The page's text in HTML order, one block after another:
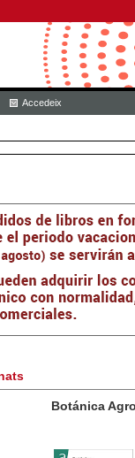
Accedeix
Agroalimentaria